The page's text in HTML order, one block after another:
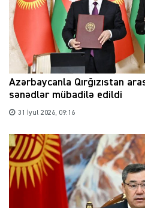
Azərbaycanla Qırğızıstan
sənədlər mübadilə edildi
31 İyul 2026, 09:16